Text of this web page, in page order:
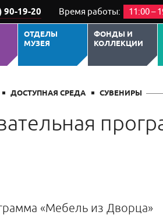
90-19-20 Время работы: 11:00 –
ОТДЕЛЫ
МУЗЕЯ
ФОНДЫ И
КОЛЛЕКЦИИ
ДОСТУПНАЯ СРЕДА СУВЕНИРЫ
«Мебель из Дворца»